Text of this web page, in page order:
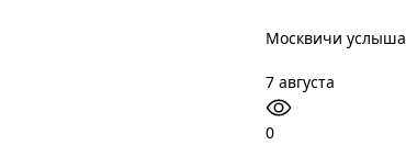
Москвичи
7 августа
0